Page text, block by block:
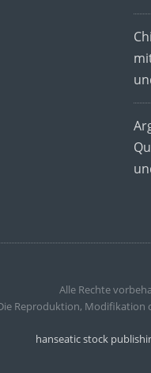
Alle Rechte
Reproduktion, Modifikation
hanseatic stock